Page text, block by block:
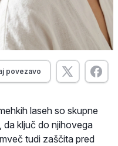
povezavo
laseh so skupne
ključ do njihovega
tudi zaščita pred